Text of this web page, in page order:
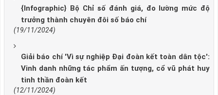
{Infographic} Bộ Chỉ số đánh giá, đo lường mức độ
trưởng thành chuyên đôi số báo chí
(19/11/2024)
Giải báo chí 'Vì sự nghiệp Đại đoàn kết toàn dân tộc':
Vinh danh những tác phẩm ấn tượng, cổ vũ phát huy
tinh thần đoàn kết
(12/11/2024)